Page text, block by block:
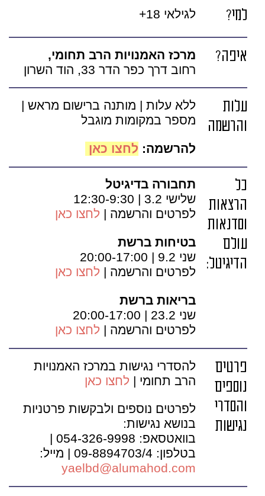
למי? לגילאי 18+
איפה?
מרכז האמנויות הרב תחומי,
רחוב דרך כפר הדר 33, הוד השרון
עלות
והרשמה
ללא עלות | מותנה ברישום מראש |
מספר במקומות מוגבל
להרשמה: לחצו כאן
כל
הרצאות
וסדנאות
עולם
הדיגיטל:
תחבורה בדיגיטל
שלישי 3.2 | 12:30-9:30
לפרטים והרשמה | לחצו כאן
בטיחות ברשת
שני 9.2 | 20:00-17:00
לפרטים והרשמה | לחצו כאן
בריאות ברשת
שני 23.2 | 20:00-17:00
לפרטים והרשמה | לחצו כאן
פרטים
נוספים
והסדרי
נגישות
להסדרי נגישות במרכז האמנויות
הרב תחומי | לחצו כאן
לפרטים נוספים ולבקשות פרטניות
בנושא נגישות:
בטלפון: 09-8894703/4 | מייל:
yaelbd@alumahod.com